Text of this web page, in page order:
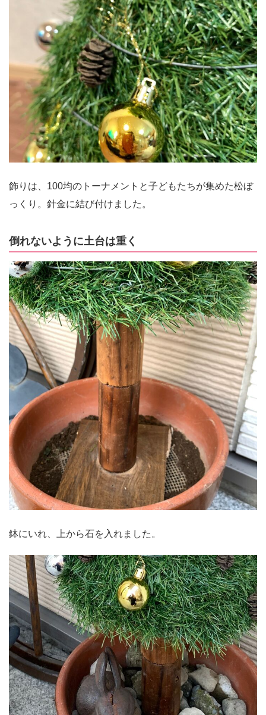
飾りは、100均のトーナメントと子どもたちが集めた松ぼ
っくり。針金に結び付けました。
倒れないように土台は重く
鉢にいれ、上から石を入れました。